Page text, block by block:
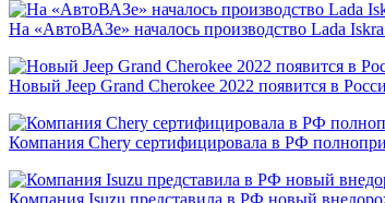
На «АвтоВАЗе» началось производство Lada
Новый Jeep Grand Cherokee 2022 появится в
Компания Chery сертифицировала в РФ
Компания Isuzu представила в РФ новый